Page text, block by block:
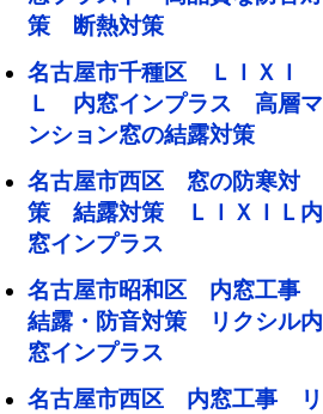
策 断熱対策
名古屋市千種区 ＬＩＸＩ
Ｌ 内窓インプラス 高層マ
ンション窓の結露対策
名古屋市西区 窓の防寒対
策 結露対策 ＬＩＸＩＬ内
窓インプラス
名古屋市昭和区 内窓工事
結露・防音対策 リクシル内
窓インプラス
名古屋市西区 内窓工事 リ